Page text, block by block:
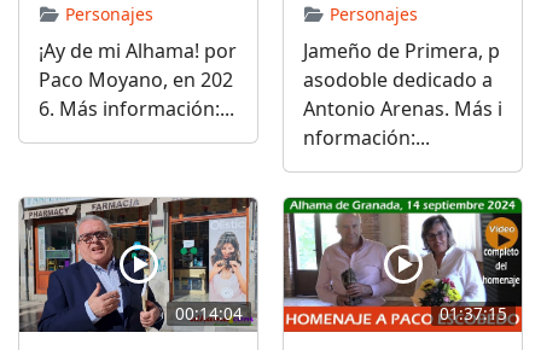
Personajes
¡Ay de mi Alhama! por
Paco Moyano, en 202
6. Más información:...
Personajes
Jameño de Primera, p
asodoble dedicado a
Antonio Arenas. Más i
nformación:...
00:14:04 01:37:15